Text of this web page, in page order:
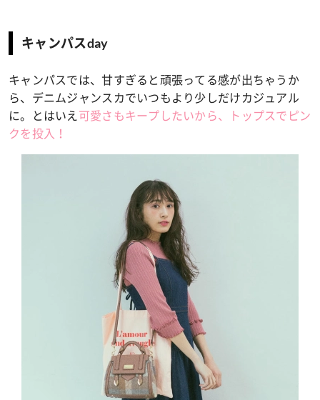
キャンパスday
キャンパスでは、甘すぎると頑張ってる感が出ちゃうか
ら、デニムジャンスカでいつもより少しだけカジュアル
に。とはいえ可愛さもキープしたいから、トップスでピン
クを投入！